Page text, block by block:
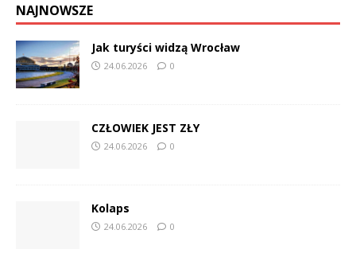
NAJNOWSZE
Jak turyści widzą Wrocław
24.06.2026 0
CZŁOWIEK JEST ZŁY
24.06.2026 0
Kolaps
24.06.2026 0